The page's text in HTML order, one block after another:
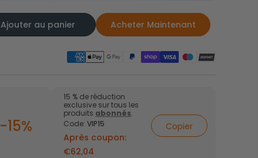
Ajouter au panier Acheter Maintenant
-15%
15 % de réduction
exclusive sur tous les
produits abonnés.
Code: VIP15
Après coupon:
€62,04
Copier